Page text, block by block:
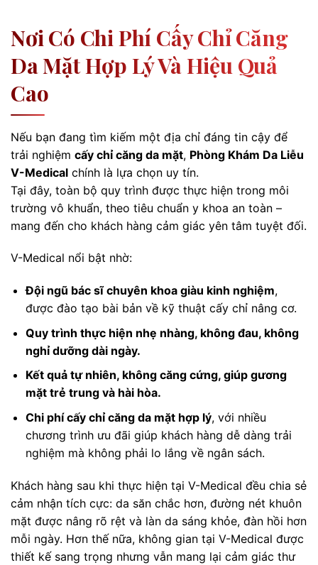
Nơi Có Chi Phí Cấy Chỉ Căng
Da Mặt Hợp Lý Và Hiệu Quả
Cao
Nếu bạn đang tìm kiếm một địa chỉ đáng tin cậy để
trải nghiệm cấy chỉ căng da mặt, Phòng Khám Da Liễu
V-Medical chính là lựa chọn uy tín.
Tại đây, toàn bộ quy trình được thực hiện trong môi
trường vô khuẩn, theo tiêu chuẩn y khoa an toàn –
mang đến cho khách hàng cảm giác yên tâm tuyệt đối.
V-Medical nổi bật nhờ:
Đội ngũ bác sĩ chuyên khoa giàu kinh nghiệm,
được đào tạo bài bản về kỹ thuật cấy chỉ nâng cơ.
Quy trình thực hiện nhẹ nhàng, không đau, không
nghỉ dưỡng dài ngày.
Kết quả tự nhiên, không căng cứng, giúp gương
mặt trẻ trung và hài hòa.
Chi phí cấy chỉ căng da mặt hợp lý, với nhiều
chương trình ưu đãi giúp khách hàng dễ dàng trải
nghiệm mà không phải lo lắng về ngân sách.
Khách hàng sau khi thực hiện tại V-Medical đều chia sẻ
cảm nhận tích cực: da săn chắc hơn, đường nét khuôn
mặt được nâng rõ rệt và làn da sáng khỏe, đàn hồi hơn
mỗi ngày. Hơn thế nữa, không gian tại V-Medical được
thiết kế sang trọng nhưng vẫn mang lại cảm giác thư